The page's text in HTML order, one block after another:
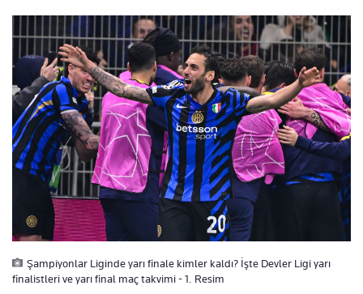
Şampiyonlar Liginde yarı finale kimler kaldı? İşte Devler Ligi yarı
finalistleri ve yarı final maç takvimi - 1. Resim